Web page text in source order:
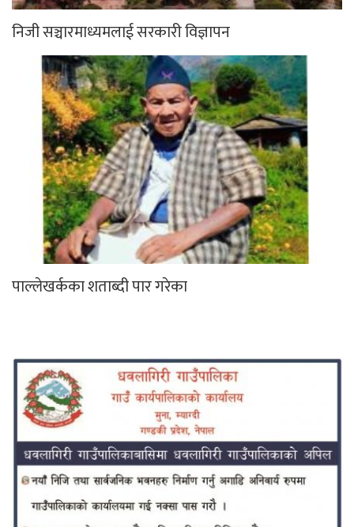
निजी सञ्चारमाध्यमलाई सरकारी विज्ञापन
पाल्लेखर्कका शताब्दी पार गरेका